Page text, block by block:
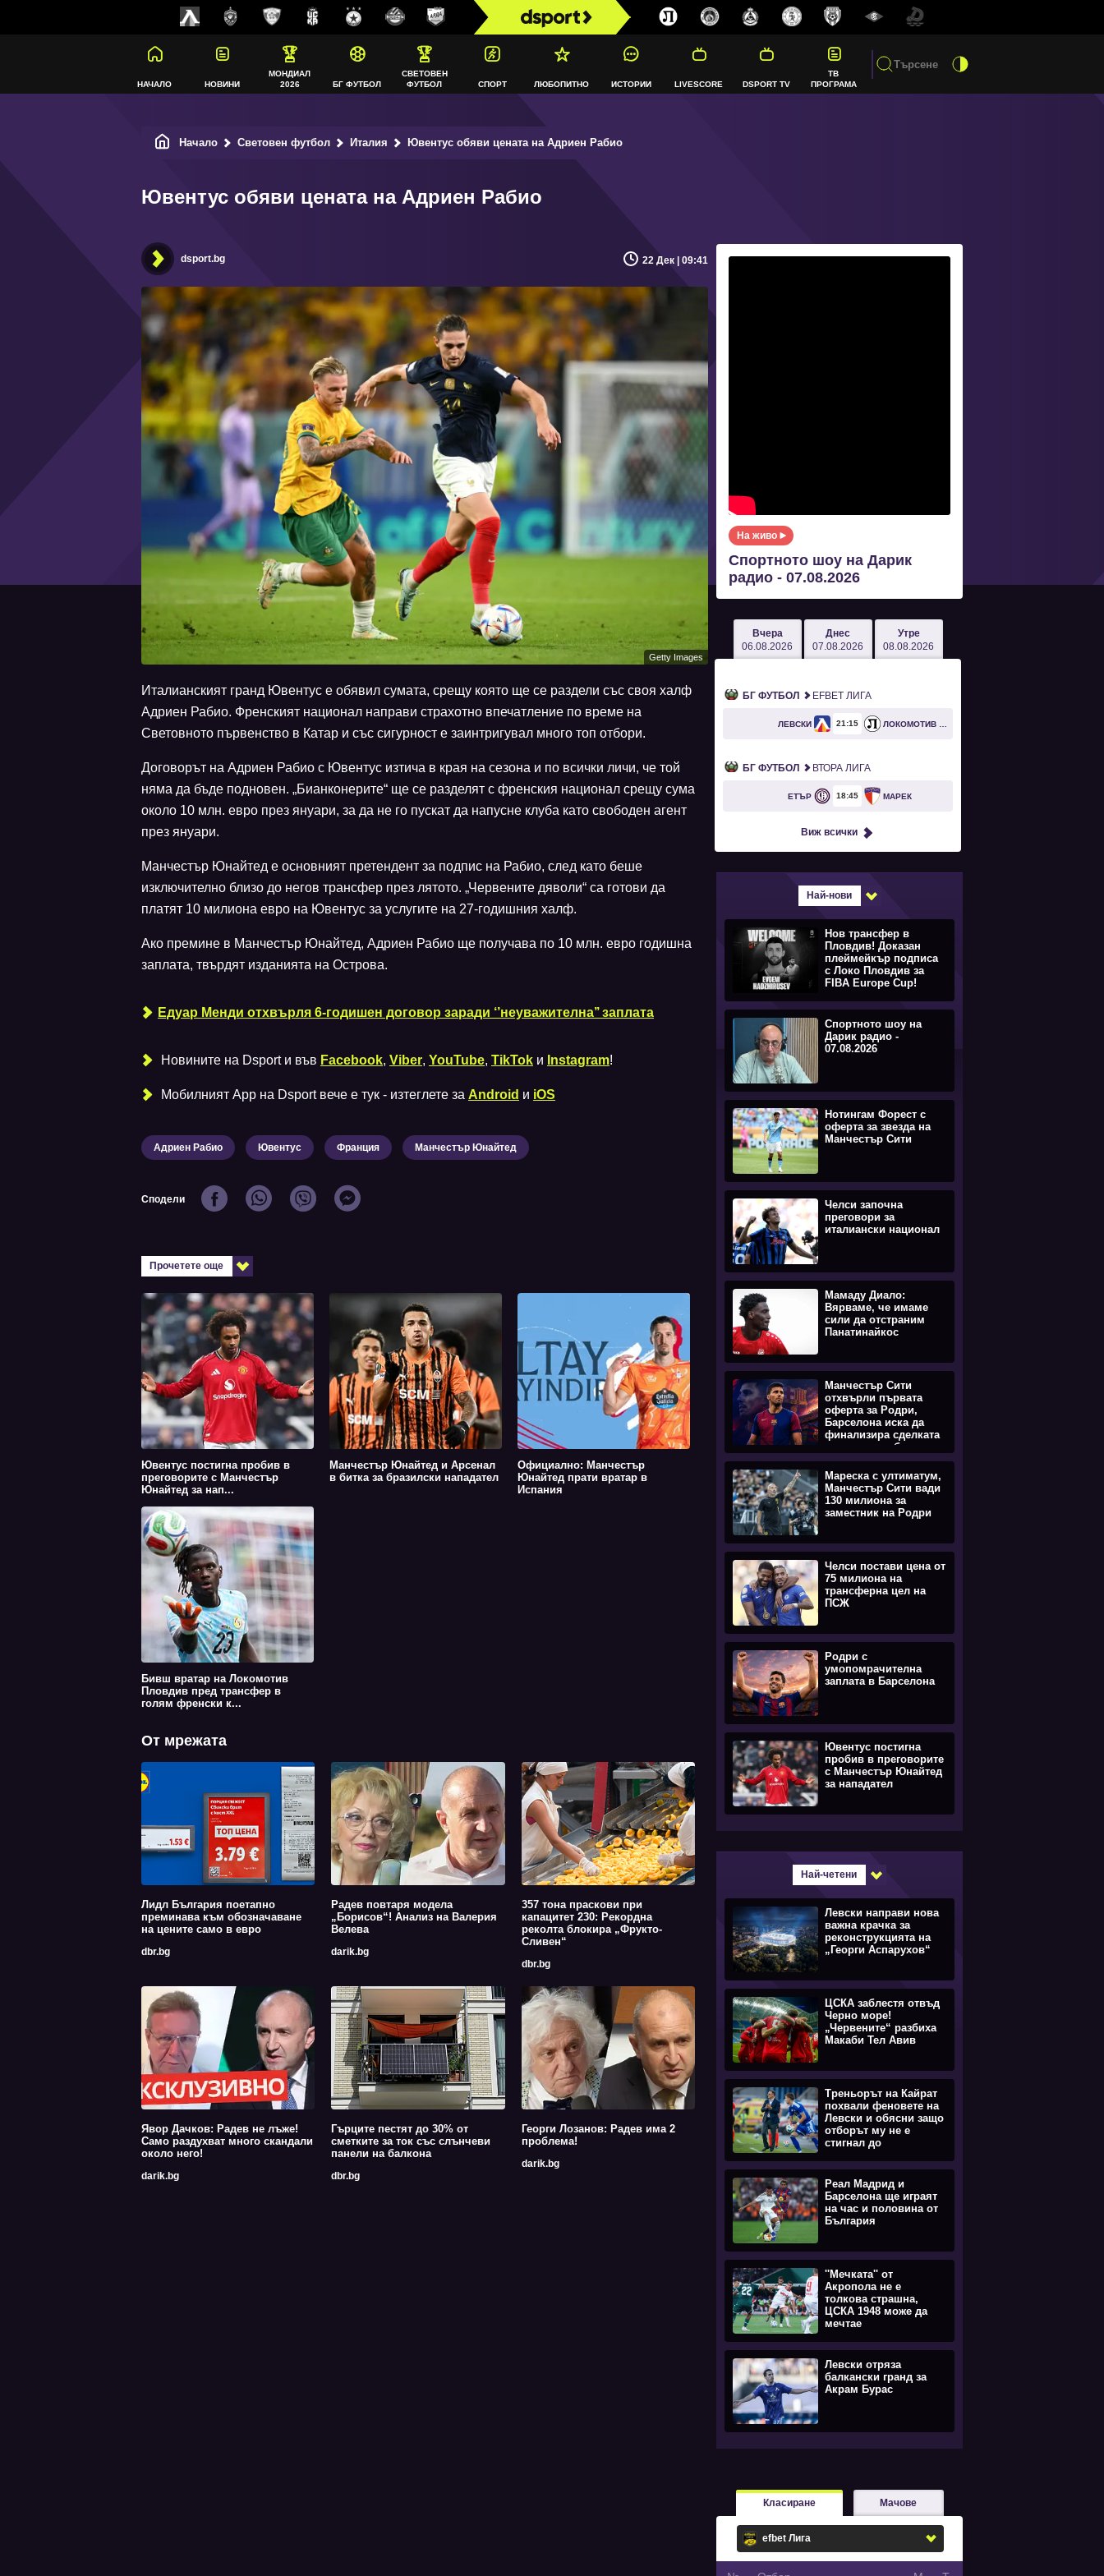
НАЧАЛО НОВИНИ
МОНДИАЛ
2026
БГ ФУТБОЛ
СВЕТОВЕН
ФУТБОЛ
СПОРТ ЛЮБОПИТНО ИСТОРИИ LIVESCORE DSPORT TV
ТВ
ПРОГРАМА
Начало Световен футбол Италия Ювентус обяви цената на Адриен Рабио
Ювентус обяви цената на Адриен Рабио
dsport.bg 22 Дек | 09:41
Getty Images
Италианският гранд Ювентус е обявил сумата, срещу която ще се раздели със своя халф
Адриен Рабио. Френският национал направи страхотно впечатление по време на
Световното първенство в Катар и със сигурност е заинтригувал много топ отбори.
Договорът на Адриен Рабио с Ювентус изтича в края на сезона и по всички личи, че той
няма да бъде подновен. „Бианконерите“ ще се разделят с френския национал срещу сума
около 10 млн. евро през януари, за да не го пускат да напусне клуба като свободен агент
през януари.
Манчестър Юнайтед е основният претендент за подпис на Рабио, след като беше
изключително близо до негов трансфер през лятото. „Червените дяволи“ са готови да
платят 10 милиона евро на Ювентус за услугите на 27-годишния халф.
Ако премине в Манчестър Юнайтед, Адриен Рабио ще получава по 10 млн. евро годишна
заплата, твърдят изданията на Острова.
Едуар Менди отхвърля 6-годишен договор заради ‘’неуважителна’’ заплата
Новините на Dsport и във Facebook, Viber, YouTube, TikTok и Instagram!
Мобилният Аpp на Dsport вече е тук - изтеглете за Android и iOS
Адриен Рабио Ювентус Франция Манчестър Юнайтед
Сподели
Прочетете още
Ювентус постигна пробив в
преговорите с Манчестър
Юнайтед за нап...
Манчестър Юнайтед и Арсенал
в битка за бразилски нападател
Официално: Манчестър
Юнайтед прати вратар в
Испания
Бивш вратар на Локомотив
Пловдив пред трансфер в
голям френски к...
От мрежата
Лидл България поетапно
преминава към обозначаване
на цените само в евро
dbr.bg
Радев повтаря модела
„Борисов“! Анализ на Валерия
Велева
darik.bg
357 тона праскови при
капацитет 230: Рекордна
реколта блокира „Фрукто-
Сливен“
dbr.bg
Явор Дачков: Радев не лъже!
Само раздухват много скандали
около него!
darik.bg
Гърците пестят до 30% от
сметките за ток със слънчеви
панели на балкона
dbr.bg
Георги Лозанов: Радев има 2
проблема!
darik.bg
На живо
Спортното шоу на Дарик
радио - 07.08.2026
Вчера
06.08.2026
Днес
07.08.2026
Утре
08.08.2026
БГ ФУТБОЛ EFBET ЛИГА
ЛЕВСКИ 21 15
БГ ФУТБОЛ ВТОРА ЛИГА
ЕТЪР 18 45 МАРЕК
Виж всички
Най-нови
Нов трансфер в
Пловдив! Доказан
плеймейкър подписа
с Локо Пловдив за
FIBA Europe Cup!
Спортното шоу на
Дарик радио -
07.08.2026
Нотингам Форест с
оферта за звезда на
Манчестър Сити
Челси започна
преговори за
италиански национал
Мамаду Диало:
Вярваме, че имаме
сили да отстраним
Панатинайкос
Манчестър Сити
отхвърли първата
оферта за Родри,
Барселона иска да
финализира сделката
максимално бързо
Мареска с ултиматум,
Манчестър Сити вади
130 милиона за
заместник на Родри
Челси постави цена от
75 милиона на
трансферна цел на
ПСЖ
Родри с
умопомрачителна
заплата в Барселона
Ювентус постигна
пробив в преговорите
с Манчестър Юнайтед
за нападател
Най-четени
Левски направи нова
важна крачка за
реконструкцията на
„Георги Аспарухов“
ЦСКА заблестя отвъд
Черно море!
„Червените“ разбиха
Макаби Тел Авив
Треньорът на Кайрат
похвали феновете на
Левски и обясни защо
отборът му не е
стигнал до
Реал Мадрид и
Барселона ще играят
на час и половина от
България
''Мечката'' от
Акропола не е
толкова страшна,
ЦСКА 1948 може да
мечтае
Левски отряза
балкански гранд за
Акрам Бурас
Класиране Мачове